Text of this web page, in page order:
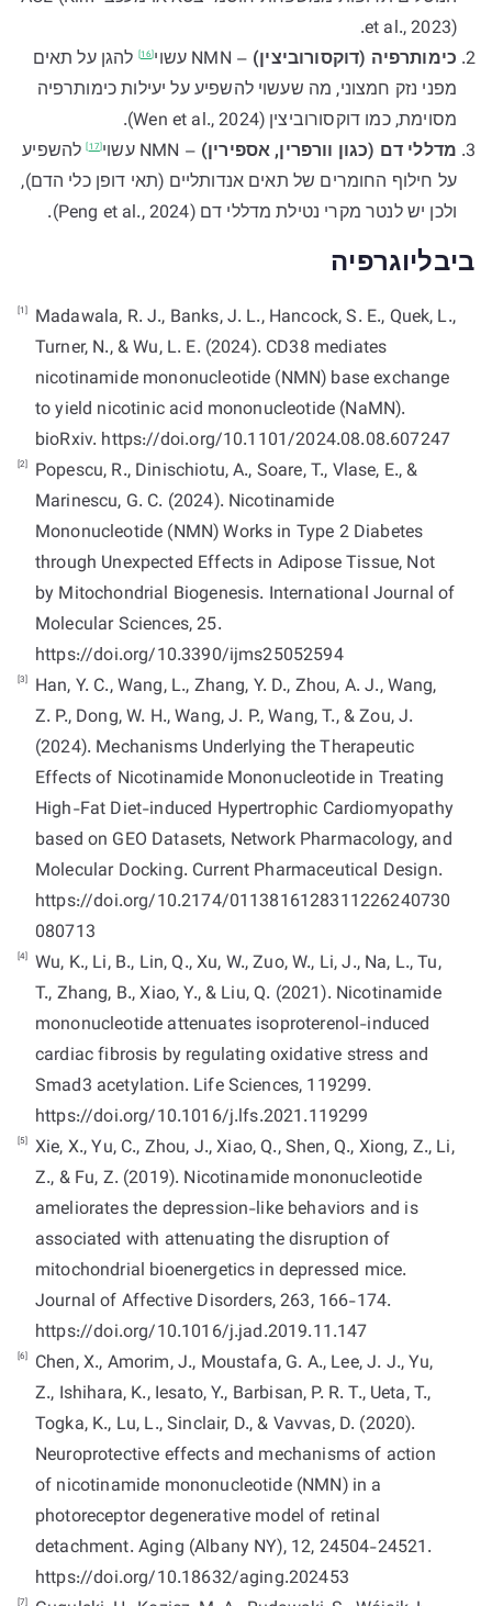
et al., 2023).
כימותרפיה (דוקסורוביצין) – NMN עשוי[16]
להגן על תאים
מפני נזק חמצוני, מה שעשוי להשפיע על יעילות כימותרפיה
מסוימת, כמו דוקסורוביצין (Wen et al., 2024).
מדללי דם (כגון וורפרין, אספירין) – NMN עשוי[17]
להשפיע
על חילוף החומרים של תאים אנדותליים (תאי דופן כלי הדם),
ולכן יש לנטר מקרי נטילת מדללי דם (Peng et al., 2024).
ביבליוגרפיה
[1]
Madawala, R. J., Banks, J. L., Hancock, S. E., Quek, L.,
Turner, N., & Wu, L. E. (2024). CD38 mediates
nicotinamide mononucleotide (NMN) base exchange
to yield nicotinic acid mononucleotide (NaMN).
bioRxiv. https://doi.org/10.1101/2024.08.08.607247
[2]
Popescu, R., Dinischiotu, A., Soare, T., Vlase, E., &
Marinescu, G. C. (2024). Nicotinamide
Mononucleotide (NMN) Works in Type 2 Diabetes
through Unexpected Effects in Adipose Tissue, Not
by Mitochondrial Biogenesis. International Journal of
Molecular Sciences, 25.
https://doi.org/10.3390/ijms25052594
[3]
Han, Y. C., Wang, L., Zhang, Y. D., Zhou, A. J., Wang,
Z. P., Dong, W. H., Wang, J. P., Wang, T., & Zou, J.
(2024). Mechanisms Underlying the Therapeutic
Effects of Nicotinamide Mononucleotide in Treating
High-Fat Diet-induced Hypertrophic Cardiomyopathy
based on GEO Datasets, Network Pharmacology, and
Molecular Docking. Current Pharmaceutical Design.
https://doi.org/10.2174/0113816128311226240730
080713
[4] Wu, K., Li, B., Lin, Q., Xu, W., Zuo, W., Li, J., Na, L., Tu,
T., Zhang, B., Xiao, Y., & Liu, Q. (2021). Nicotinamide
mononucleotide attenuates isoproterenol-induced
cardiac fibrosis by regulating oxidative stress and
Smad3 acetylation. Life Sciences, 119299.
https://doi.org/10.1016/j.lfs.2021.119299
[5] Xie, X., Yu, C., Zhou, J., Xiao, Q., Shen, Q., Xiong, Z., Li,
Z., & Fu, Z. (2019). Nicotinamide mononucleotide
ameliorates the depression-like behaviors and is
associated with attenuating the disruption of
mitochondrial bioenergetics in depressed mice.
Journal of Affective Disorders, 263, 166-174.
https://doi.org/10.1016/j.jad.2019.11.147
[6]
Chen, X., Amorim, J., Moustafa, G. A., Lee, J. J., Yu,
Z., Ishihara, K., Iesato, Y., Barbisan, P. R. T., Ueta, T.,
Togka, K., Lu, L., Sinclair, D., & Vavvas, D. (2020).
Neuroprotective effects and mechanisms of action
of nicotinamide mononucleotide (NMN) in a
photoreceptor degenerative model of retinal
detachment. Aging (Albany NY), 12, 24504-24521.
https://doi.org/10.18632/aging.202453
[7]